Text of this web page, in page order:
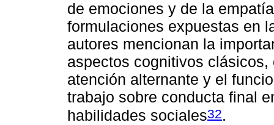
de emociones y de la
formulaciones expuestas en
autores mencionan la
aspectos cognitivos
atención alternante y el
trabajo sobre conducta final
habilidades sociales32.